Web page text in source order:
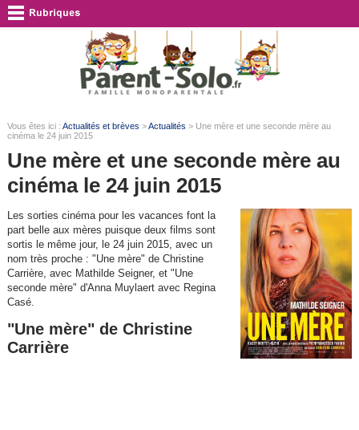
Vous êtes ici : Actualités et brèves >Actualités > Une mère et une seconde mère au
cinéma le 24 juin 2015
Une mère et une seconde mère au
cinéma le 24 juin 2015
Les sorties cinéma pour les vacances font la
part belle aux mères puisque deux films sont
sortis le même jour, le 24 juin 2015, avec un
nom très proche : "Une mère" de Christine
Carrière, avec Mathilde Seigner, et "Une
seconde mère" d'Anna Muylaert avec Regina
Casé.
"Une mère" de Christine
Carrière